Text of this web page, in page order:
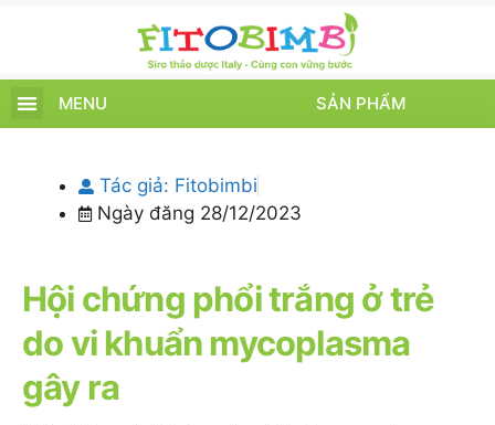
MENU SẢN PHẨM
Tác giả: Fitobimbi
Ngày đăng 28/12/2023
Hội chứng phổi trắng ở trẻ
do vi khuẩn mycoplasma
gây ra